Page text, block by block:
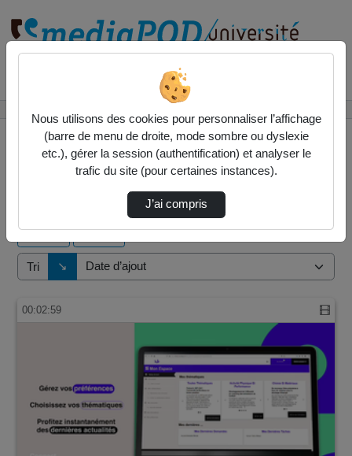
1 vidéo trouvée
Tri ↘
Direction de tri
00:02:59
Nous utilisons des cookies pour personnaliser l’affichage
(barre de menu de droite, mode sombre ou dyslexie
etc.), gérer la session (authentification) et analyser le
trafic du site (pour certaines instances).
J’ai compris